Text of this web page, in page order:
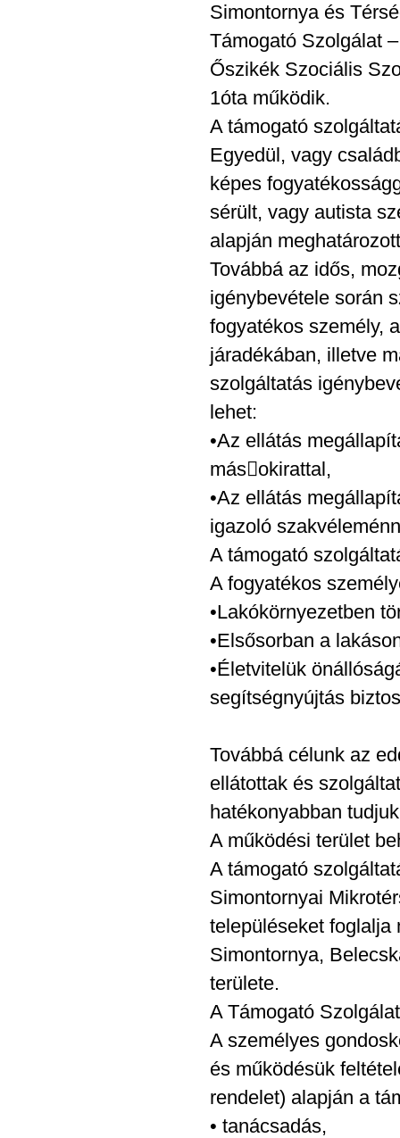
Simontornya és
Támogató Szolgálat
Őszikék Szociális
1óta működik.
A támogató
Egyedül, vagy
képes
sérült, vagy autista
alapján
Továbbá az idős,
igénybevétele során
fogyatékos személy,
járadékában, illetve
szolgáltatás
lehet:
•Az ellátás
másokirattal,
•Az ellátás
igazoló
A támogató
A fogyatékos
•Lakókörnyezetben
•Elsősorban a
•Életvitelük
segítségnyújtás
Továbbá célunk az
ellátottak és
hatékonyabban
A működési terület
A támogató
Simontornyai
településeket foglalja
Simontornya,
területe.
A Támogató
A személyes
és működésük
rendelet) alapján a
• tanácsadás,